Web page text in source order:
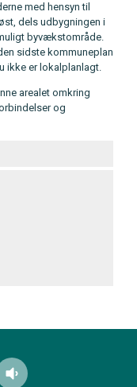
med hensyn til
dels udbygningen i
byvækstområde.
sidste kommuneplan
ikke er lokalplanlagt.
arealet omkring
og